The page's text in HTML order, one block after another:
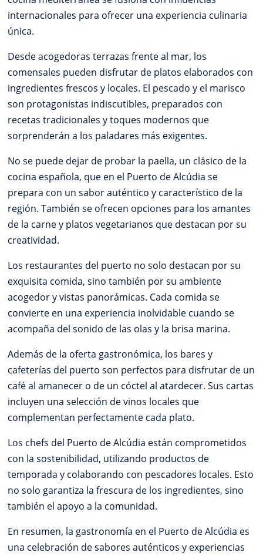
internacionales para ofrecer una experiencia culinaria
única.
Desde acogedoras terrazas frente al mar, los
comensales pueden disfrutar de platos elaborados con
ingredientes frescos y locales. El pescado y el marisco
son protagonistas indiscutibles, preparados con
recetas tradicionales y toques modernos que
sorprenderán a los paladares más exigentes.
No se puede dejar de probar la paella, un clásico de la
cocina española, que en el Puerto de Alcúdia se
prepara con un sabor auténtico y característico de la
región. También se ofrecen opciones para los amantes
de la carne y platos vegetarianos que destacan por su
creatividad.
Los restaurantes del puerto no solo destacan por su
exquisita comida, sino también por su ambiente
acogedor y vistas panorámicas. Cada comida se
convierte en una experiencia inolvidable cuando se
acompaña del sonido de las olas y la brisa marina.
Además de la oferta gastronómica, los bares y
cafeterías del puerto son perfectos para disfrutar de un
café al amanecer o de un cóctel al atardecer. Sus cartas
incluyen una selección de vinos locales que
complementan perfectamente cada plato.
Los chefs del Puerto de Alcúdia están comprometidos
con la sostenibilidad, utilizando productos de
temporada y colaborando con pescadores locales. Esto
no solo garantiza la frescura de los ingredientes, sino
también el apoyo a la comunidad.
En resumen, la gastronomía en el Puerto de Alcúdia es
una celebración de sabores auténticos y experiencias